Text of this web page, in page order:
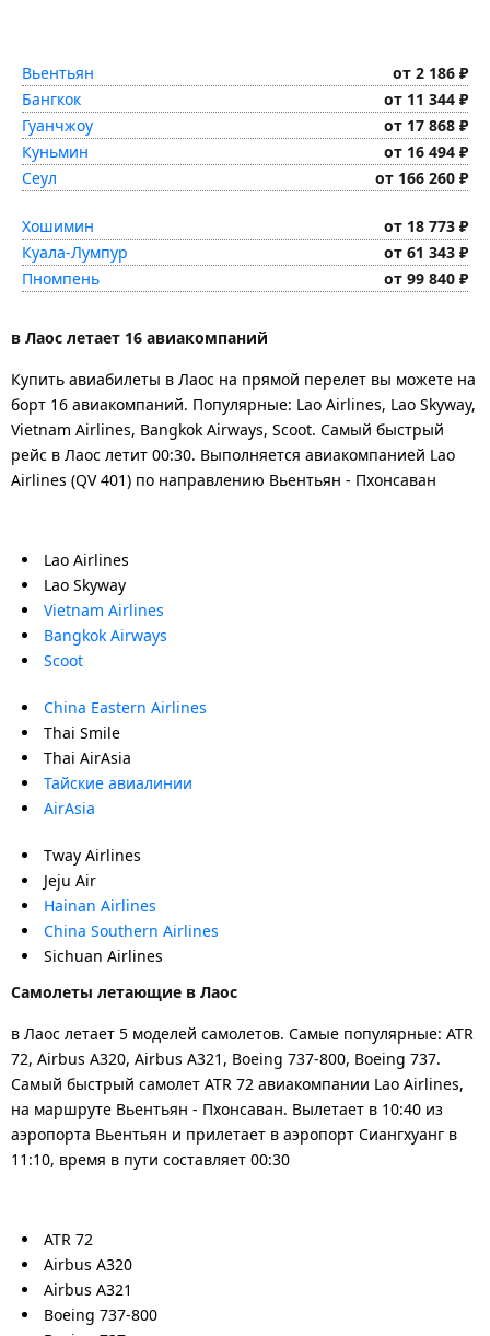
Вьентьян
от 2 186 ₽
Бангкок
от 11 344 ₽
Гуанчжоу
от 17 868 ₽
Куньмин
от 16 494 ₽
Сеул
от 166 260 ₽
Хошимин
от 18 773 ₽
Куала-Лумпур
от 61 343 ₽
Пномпень
от 99 840 ₽
в Лаос летает 16 авиакомпаний
Купить авиабилеты в Лаос на прямой перелет вы можете на
борт 16 авиакомпаний. Популярные: Lao Airlines, Lao Skyway,
Vietnam Airlines, Bangkok Airways, Scoot. Самый быстрый
рейс в Лаос летит 00:30. Выполняется авиакомпанией Lao
Airlines (QV 401) по направлению Вьентьян - Пхонсаван
Lao Airlines
Lao Skyway
Vietnam Airlines
Bangkok Airways
Scoot
China Eastern Airlines
Thai Smile
Thai AirAsia
Тайские авиалинии
AirAsia
Tway Airlines
Jeju Air
Hainan Airlines
China Southern Airlines
Sichuan Airlines
Самолеты летающие в Лаос
в Лаос летает 5 моделей самолетов. Самые популярные: ATR
72, Airbus A320, Airbus A321, Boeing 737-800, Boeing 737.
Самый быстрый самолет ATR 72 авиакомпании Lao Airlines,
на маршруте Вьентьян - Пхонсаван. Вылетает в 10:40 из
аэропорта Вьентьян и прилетает в аэропорт Сиангхуанг в
11:10, время в пути составляет 00:30
ATR 72
Airbus A320
Airbus A321
Boeing 737-800